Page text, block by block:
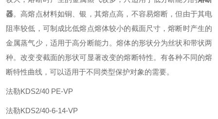
器。高熔点材料如铜、银，其熔点高，不容易熔断，但由于其电
阻率较低，可制成比低熔点熔体较小的截面尺寸，熔断时产生的
金属蒸气少，适用于高分断能力。熔体的形状分为丝状和带状两
种。改变变截面的形状可显著改变的熔断特性。有各种不同的熔
断特性曲线，可以适用于不同类型保护对象的需要。
法勒KDS2/40 PE-VP
法勒KDS2/40-6-14-VP